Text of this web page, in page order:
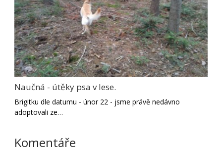
Naučná - útěky psa v lese.
Brigitku dle datumu - únor 22 - jsme právě nedávno
adoptovali ze…
Komentáře